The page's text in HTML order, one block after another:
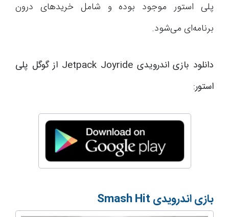
پلی استور موجود بوده و شامل خریدهای درون
برنامه‌ای می‌شود.
دانلود بازی اندرویدی Jetpack Joyride از گوگل پلی
استور:
بازی اندرویدی Smash Hit